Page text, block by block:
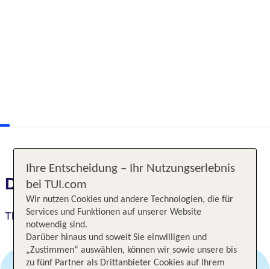
Das erwartet Sie
The Spencer
Ihre Entscheidung – Ihr Nutzungserlebnis
bei TUI.com
Wir nutzen Cookies und andere Technologien, die für
Services und Funktionen auf unserer Website
notwendig sind.
Darüber hinaus und soweit Sie einwilligen und
„Zustimmen“ auswählen, können wir sowie unsere bis
zu fünf Partner als Drittanbieter Cookies auf Ihrem